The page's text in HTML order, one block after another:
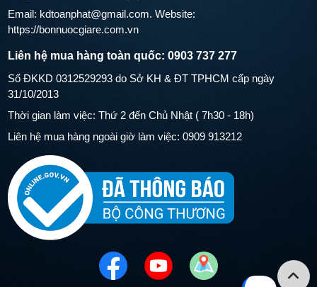
Email: kdtoanphat@gmail.com. Website:
https://bonnuocgiare.com.vn
Liên hệ mua hàng toàn quốc: 0903 737 277
Số ĐKKD 0312529293 do Sở KH & ĐT TPHCM cấp ngày
31/10/2013
Thời gian làm việc: Thứ 2 đến Chủ Nhật ( 7h30 - 18h)
Liên hệ mua hàng ngoài giờ làm việc: 0909 913212